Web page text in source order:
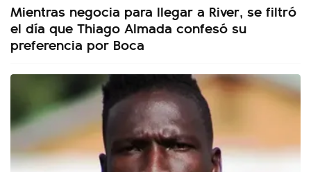
Mientras negocia para llegar a River, se filtró
el día que Thiago Almada confesó su
preferencia por Boca